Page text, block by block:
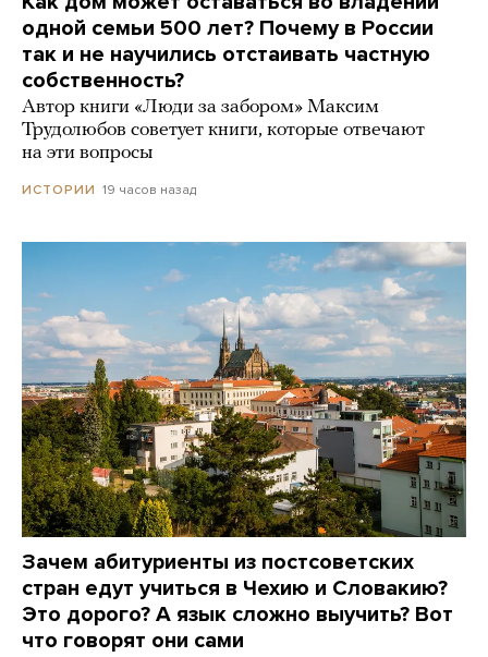
одной семьи 500 лет? Почему в России
так и не научились отстаивать частную
собственность?
Автор книги «Люди за забором» Максим
Трудолюбов советует книги, которые отвечают
на эти вопросы
ИСТОРИИ 19 часов назад
Зачем абитуриенты из постсоветских
стран едут учиться в Чехию и Словакию?
Это дорого? А язык сложно выучить? Вот
что говорят они сами